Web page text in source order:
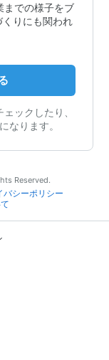
までの様子をブ
りにも関われ
ックしたり、
なります。
Reserved.
バシーポリシー